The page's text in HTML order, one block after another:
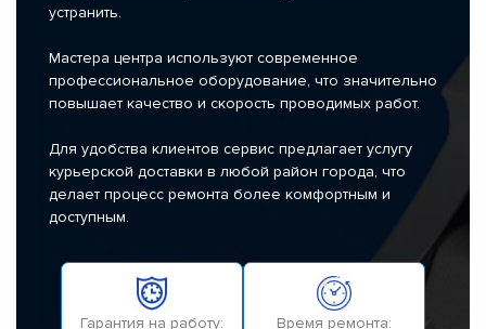
устранить.
Мастера центра используют современное
профессиональное оборудование, что значительно
повышает качество и скорость проводимых работ.
Для удобства клиентов сервис предлагает услугу
курьерской доставки в любой район города, что
делает процесс ремонта более комфортным и
доступным.
Гарантия на работу: Время ремонта: